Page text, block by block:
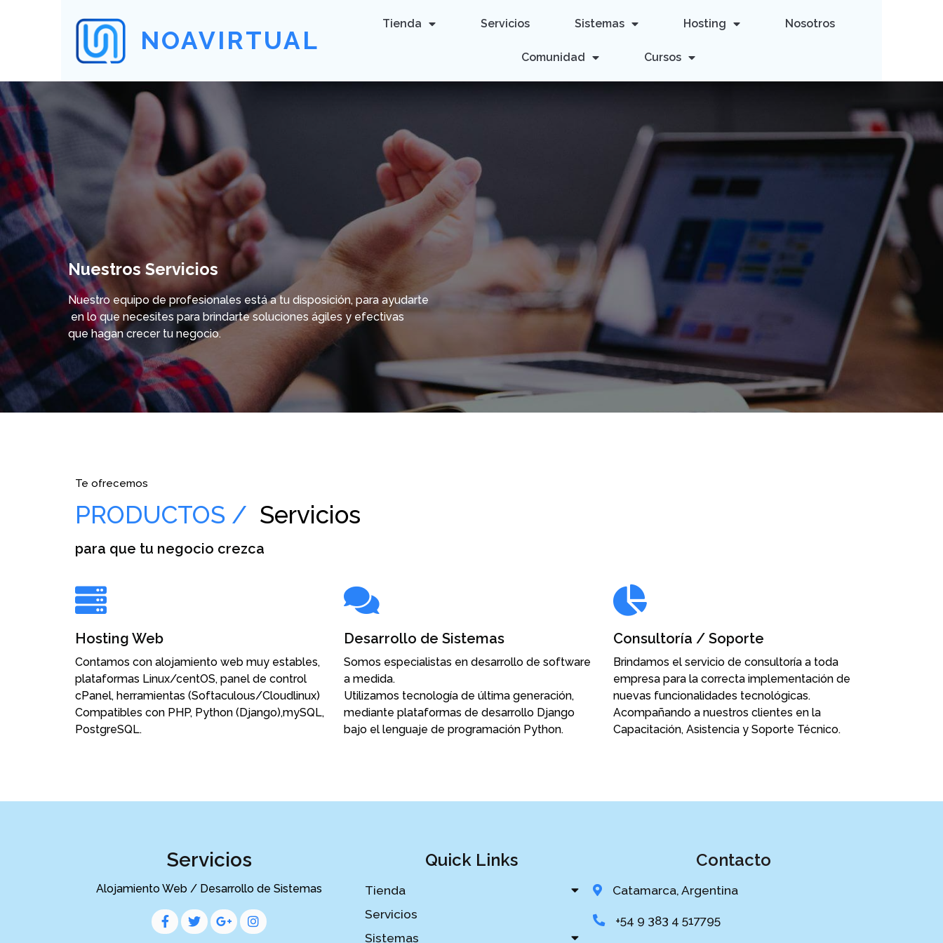
NOAVIRTUAL
Tienda Servicios Sistemas Hosting Nosotros
Comunidad Cursos
Nuestros Servicios
Nuestro equipo de profesionales está a tu disposición, para ayudarte
en lo que necesites para brindarte soluciones ágiles y efectivas
que hagan crecer tu negocio.
Te ofrecemos
PRODUCTOS / Servicios
para que tu negocio crezca
Hosting Web
Contamos con alojamiento web muy estables,
plataformas Linux/centOS, panel de control
cPanel, herramientas (Softaculous/Cloudlinux)
Compatibles con PHP, Python (Django),mySQL,
PostgreSQL.
Desarrollo de Sistemas
Somos especialistas en desarrollo de software
a medida.
Utilizamos tecnología de última generación,
mediante plataformas de desarrollo Django
bajo el lenguaje de programación Python.
Consultoría / Soporte
Brindamos el servicio de consultoría a toda
empresa para la correcta implementación de
nuevas funcionalidades tecnológicas.
Acompañando a nuestros clientes en la
Capacitación, Asistencia y Soporte Técnico.
Servicios
Alojamiento Web / Desarrollo de Sistemas
Quick Links
Tienda
Servicios
Sistemas
Contacto
Catamarca, Argentina
+54 9 383 4 517795